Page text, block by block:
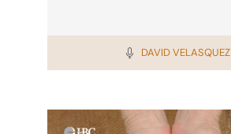
DAVID VELASQUEZ